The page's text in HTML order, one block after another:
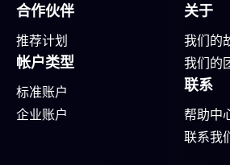
合作伙伴
推荐计划
帐户类型
标准账户
企业账户
关于
我们的
我们的
联系
帮助中
联系我